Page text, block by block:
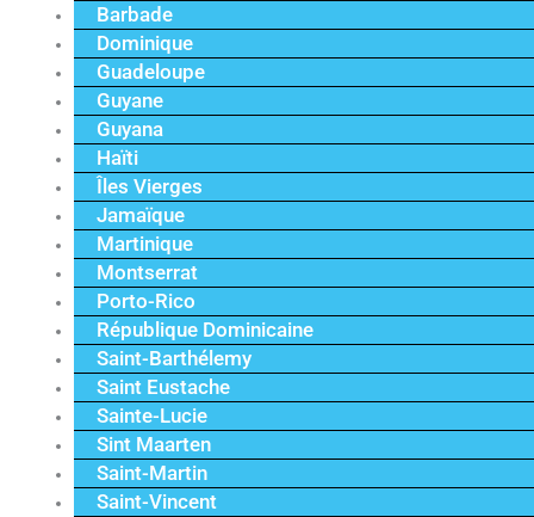
Barbade
Dominique
Guadeloupe
Guyane
Guyana
Haïti
Îles Vierges
Jamaïque
Martinique
Montserrat
Porto-Rico
République Dominicaine
Saint-Barthélemy
Saint Eustache
Sainte-Lucie
Sint Maarten
Saint-Martin
Saint-Vincent